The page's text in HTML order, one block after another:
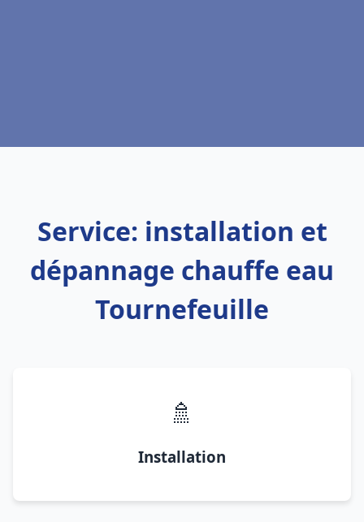
Service: installation et
dépannage chauffe eau
Tournefeuille
🚿
Installation